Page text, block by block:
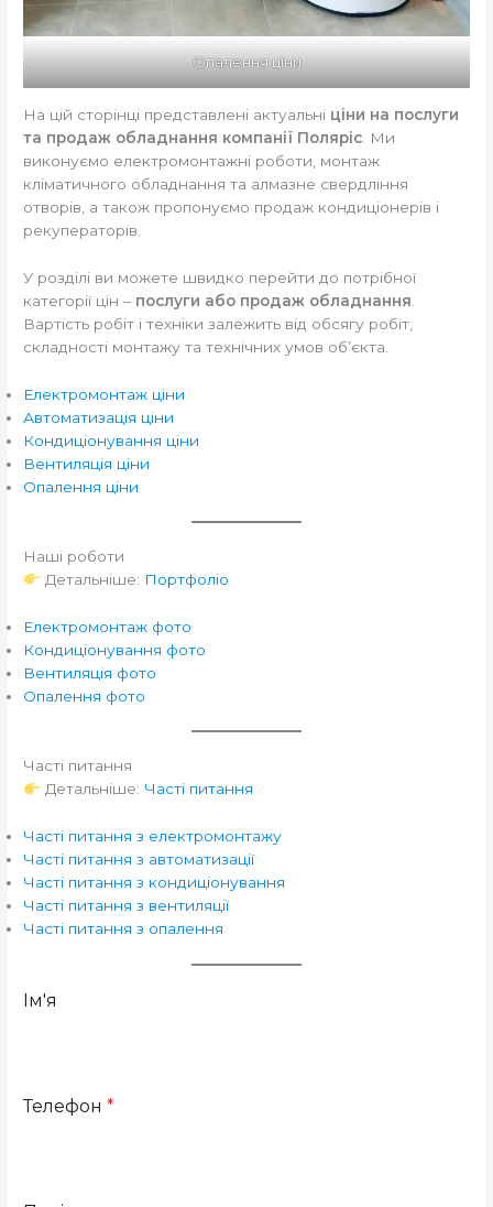
Опалення ціни
На цій сторінці представлені актуальні ціни на послуги
та продаж обладнання компанії Поляріс . Ми
виконуємо електромонтажні роботи, монтаж
кліматичного обладнання та алмазне свердління
отворів, а також пропонуємо продаж кондиціонерів і
рекуператорів.
У розділі ви можете швидко перейти до потрібної
категорії цін – послуги або продаж обладнання
Вартість робіт і техніки залежить від обсягу робіт,
складності монтажу та технічних умов об’єкта.
Електромонтаж ціни
Автоматизація ціни
Кондиціонування ціни
Вентиляція ціни
Опалення ціни
Наші роботи
Детальніше: Портфоліо
Електромонтаж фото
Кондиціонування фото
Вентиляція фото
Опалення фото
Часті питання
Детальніше: Часті питання
Часті питання з електромонтажу
Часті питання з автоматизації
Часті питання з кондиціонування
Часті питання з вентиляції
Часті питання з опалення
Ім'я
Телефон*